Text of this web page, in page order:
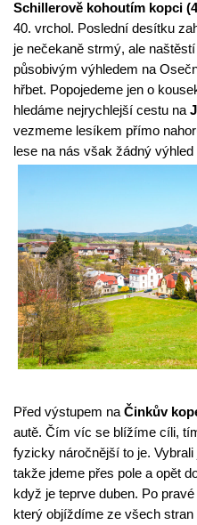
Schillerově kohoutím kopci
40. vrchol. Poslední desítku
je nečekaně strmý, ale
působivým výhledem na
hřbet. Popojedeme jen o
hledáme nejrychlejší cestu na
vezmeme lesíkem přímo
lese na nás však žádný výhled
Před výstupem na Činkův
autě. Čím víc se blížíme cíli,
fyzicky náročnější to je.
takže jdeme přes pole a opět
když je teprve duben. Po
který objíždíme ze všech